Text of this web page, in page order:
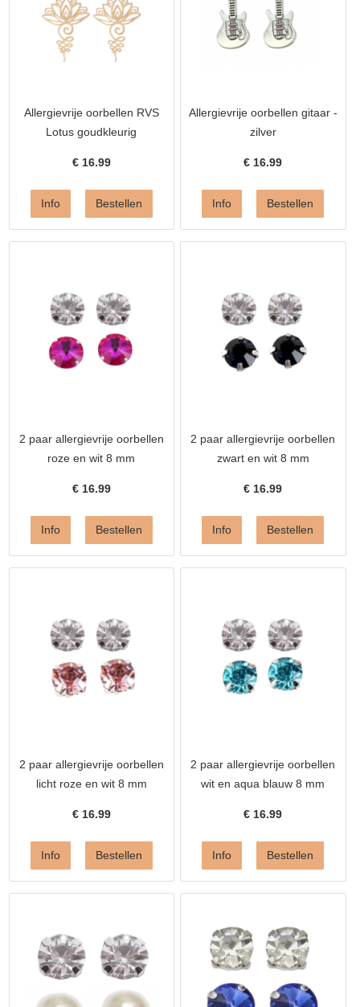
Allergievrije oorbellen RVS
Lotus goudkleurig
€ 16.99
Allergievrije oorbellen gitaar -
zilver
€ 16.99
2 paar allergievrije oorbellen
roze en wit 8 mm
€ 16.99
2 paar allergievrije oorbellen
zwart en wit 8 mm
€ 16.99
2 paar allergievrije oorbellen
licht roze en wit 8 mm
€ 16.99
2 paar allergievrije oorbellen
wit en aqua blauw 8 mm
€ 16.99